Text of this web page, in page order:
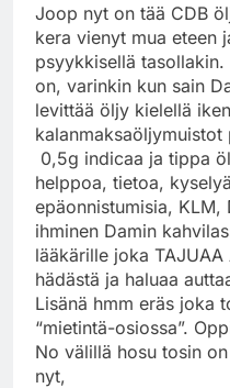
Joop nyt on tää CDB
kera vienyt mua eteen
psyykkisellä
on, varinkin kun sain
levittää öljy kielellä
0,5g indicaa ja tippa
helppoa, tietoa,
epäonnistumisia, KLM,
ihminen Damin
lääkärille joka TAJUAA
hädästä ja haluaa
Lisänä hmm eräs joka
“mietintä-osiossa”.
No välillä hosu tosin
nyt,